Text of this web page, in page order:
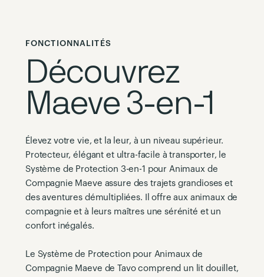
FONCTIONNALITÉS
Découvrez
Maeve 3-en-1
Élevez votre vie, et la leur, à un niveau supérieur.
Protecteur, élégant et ultra-facile à transporter, le
Système de Protection 3-en-1 pour Animaux de
Compagnie Maeve assure des trajets grandioses et
des aventures démultipliées. Il offre aux animaux de
compagnie et à leurs maîtres une sérénité et un
confort inégalés.
Le Système de Protection pour Animaux de
Compagnie Maeve de Tavo comprend un lit douillet,